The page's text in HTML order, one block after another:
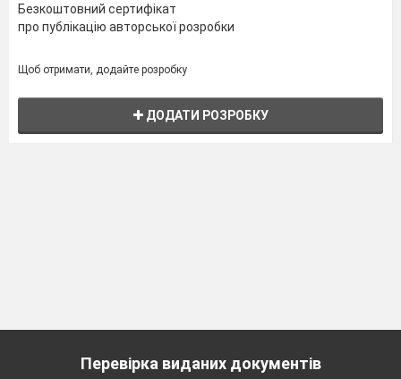
Безкоштовний сертифікат
про публікацію авторської розробки
Щоб отримати, додайте розробку
ДОДАТИ РОЗРОБКУ
Перевірка виданих документів